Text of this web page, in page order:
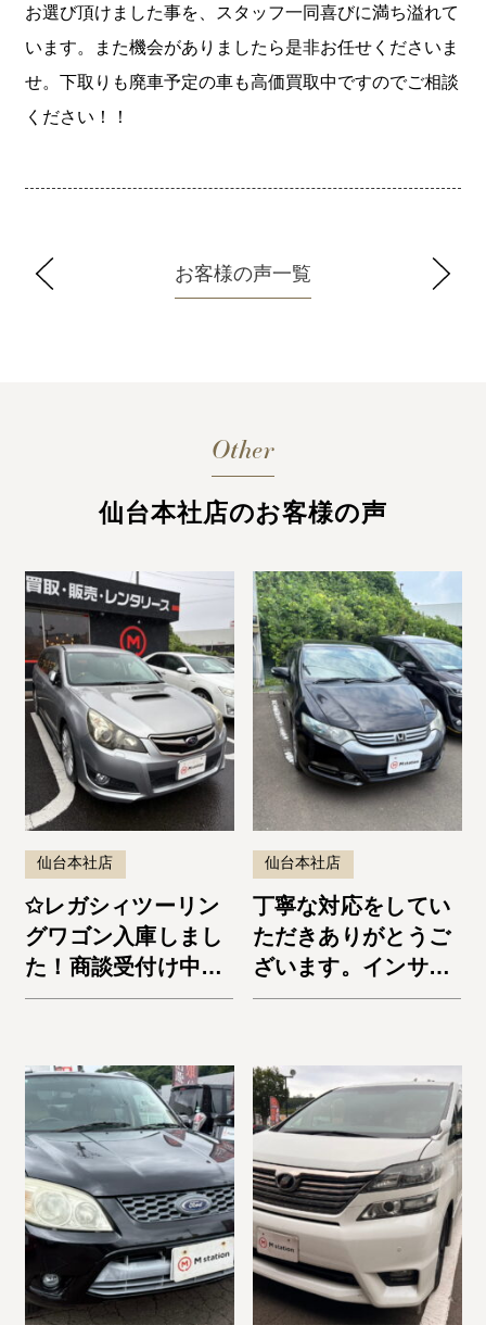
お選び頂けました事を、スタッフ一同喜びに満ち溢れて
います。また機会がありましたら是非お任せくださいま
せ。下取りも廃車予定の車も高価買取中ですのでご相談
ください！！
お客様の声一覧
Other
仙台本社店のお客様の声
仙台本社店
✩レガシィツーリン
グワゴン入庫しまし
た！商談受付け中で
す✩
仙台本社店
丁寧な対応をしてい
ただきありがとうご
ざいます。インサイ
ト